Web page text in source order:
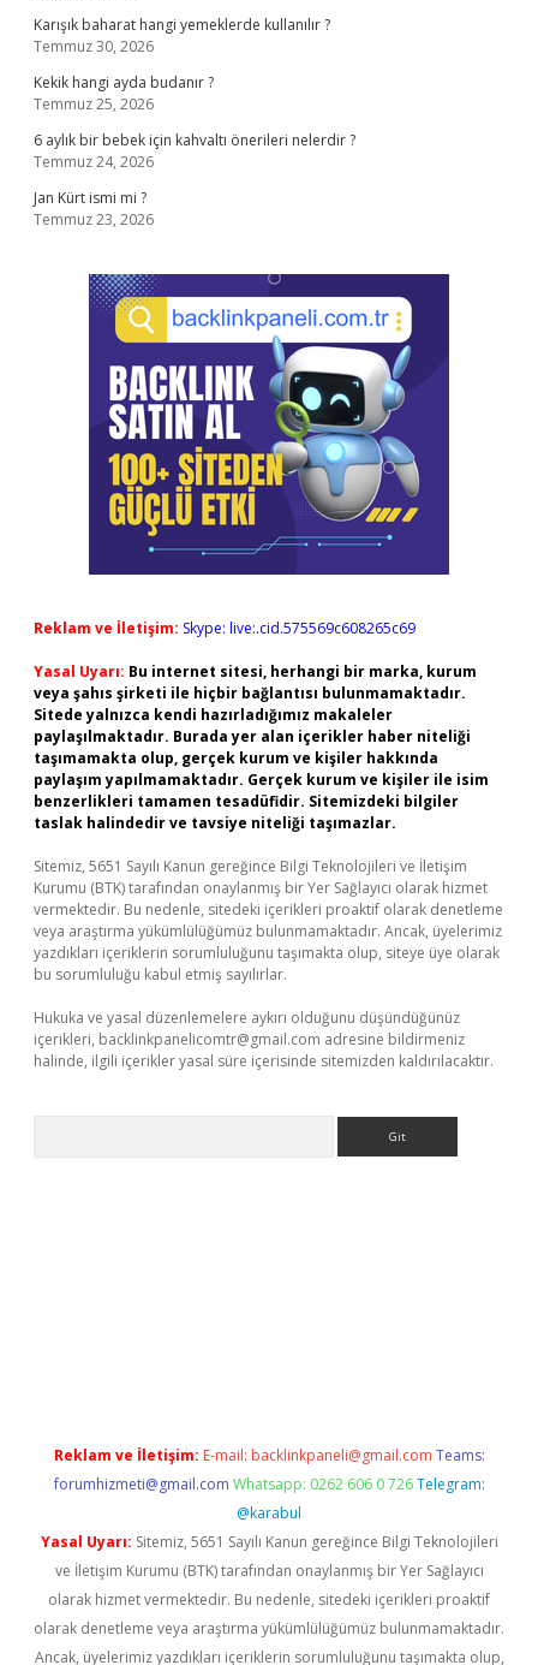
Karışık baharat hangi yemeklerde kullanılır ?
Temmuz 30, 2026
Kekik hangi ayda budanır ?
Temmuz 25, 2026
6 aylık bir bebek için kahvaltı önerileri nelerdir ?
Temmuz 24, 2026
Jan Kürt ismi mi ?
Temmuz 23, 2026
Reklam ve İletişim: Skype: live:.cid.575569c608265c69
Yasal Uyarı: Bu internet sitesi, herhangi bir marka, kurum
veya şahıs şirketi ile hiçbir bağlantısı bulunmamaktadır.
Sitede yalnızca kendi hazırladığımız makaleler
paylaşılmaktadır. Burada yer alan içerikler haber niteliği
taşımamakta olup, gerçek kurum ve kişiler hakkında
paylaşım yapılmamaktadır. Gerçek kurum ve kişiler ile isim
benzerlikleri tamamen tesadüfidir. Sitemizdeki bilgiler
taslak halindedir ve tavsiye niteliği taşımazlar.
Sitemiz, 5651 Sayılı Kanun gereğince Bilgi Teknolojileri ve İletişim
Kurumu (BTK) tarafından onaylanmış bir Yer Sağlayıcı olarak hizmet
vermektedir. Bu nedenle, sitedeki içerikleri proaktif olarak denetleme
veya araştırma yükümlülüğümüz bulunmamaktadır. Ancak, üyelerimiz
yazdıkları içeriklerin sorumluluğunu taşımakta olup, siteye üye olarak
bu sorumluluğu kabul etmiş sayılırlar.
Hukuka ve yasal düzenlemelere aykırı olduğunu düşündüğünüz
içerikleri, backlinkpanelicomtr@gmail.com adresine bildirmeniz
halinde, ilgili içerikler yasal süre içerisinde sitemizden kaldırılacaktır.
Reklam ve İletişim: E-mail: backlinkpaneli@gmail.com Teams:
forumhizmeti@gmail.com Whatsapp: 0262 606 0 726 Telegram:
@karabul
Yasal Uyarı: Sitemiz, 5651 Sayılı Kanun gereğince Bilgi Teknolojileri
ve İletişim Kurumu (BTK) tarafından onaylanmış bir Yer Sağlayıcı
olarak hizmet vermektedir. Bu nedenle, sitedeki içerikleri proaktif
olarak denetleme veya araştırma yükümlülüğümüz bulunmamaktadır.
Ancak, üyelerimiz yazdıkları içeriklerin sorumluluğunu taşımakta olup,